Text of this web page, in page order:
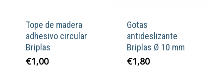
Tope de madera
adhesivo circular
Briplas
€1,00
Gotas
antideslizante
Briplas Ø 10 mm
€1,80